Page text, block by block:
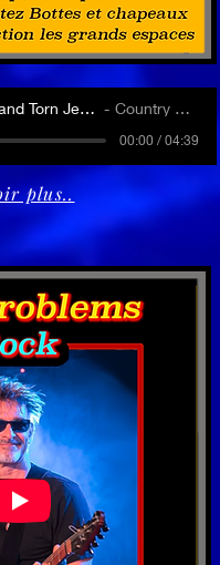
Trail Dust and Torn Jeans Country Bird
00:00 / 04:39
plus..